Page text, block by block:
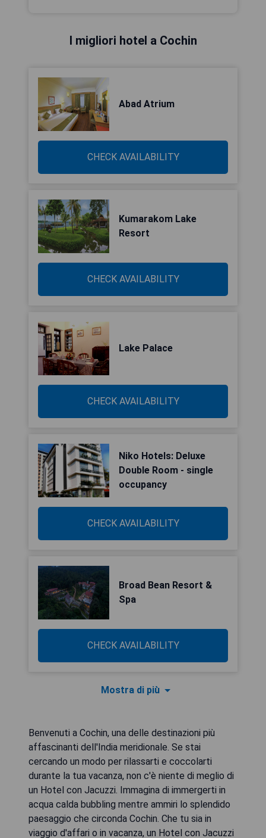
I migliori hotel a Cochin
Abad Atrium
CHECK AVAILABILITY
Kumarakom Lake
Resort
CHECK AVAILABILITY
Lake Palace
CHECK AVAILABILITY
Niko Hotels: Deluxe
Double Room - single
occupancy
CHECK AVAILABILITY
Broad Bean Resort &
Spa
CHECK AVAILABILITY
Mostra di più
Benvenuti a Cochin, una delle destinazioni più
affascinanti dell'India meridionale. Se stai
cercando un modo per rilassarti e coccolarti
durante la tua vacanza, non c'è niente di meglio di
un Hotel con Jacuzzi. Immagina di immergerti in
acqua calda bubbling mentre ammiri lo splendido
paesaggio che circonda Cochin. Che tu sia in
viaggio d'affari o in vacanza, un Hotel con Jacuzzi